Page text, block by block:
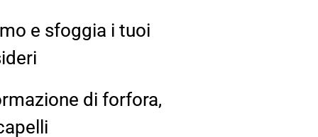
e sfoggia i tuoi
di forfora,